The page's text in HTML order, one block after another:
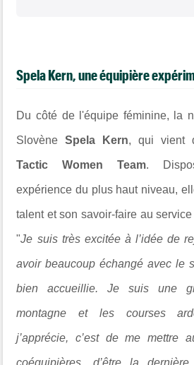
Spela Kern, une équipière
Du côté de l'équipe féminine, la
SlovèneSpela Kern, qui vient
Tactic Women Team.
expérience du plus haut niveau,
talent et son savoir-faire au
"Je suis très excitée à l’idée de
avoir beaucoup échangé avec le
bien accueillie. Je suis une
montagne et les courses
j’apprécie, c’est de me mettre
coéquipières, d’être la